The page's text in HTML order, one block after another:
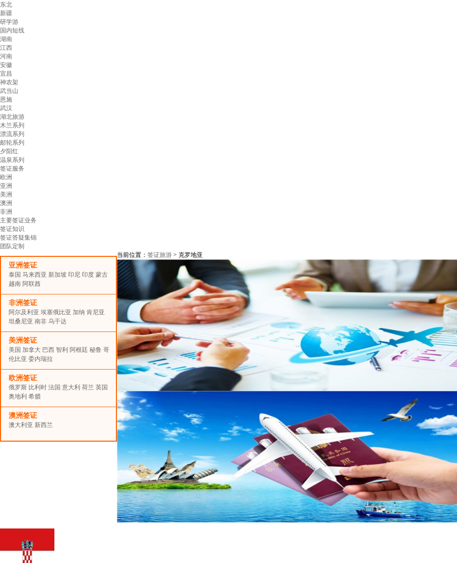
东北
新疆
研学游
国内短线
湖南
江西
河南
安徽
宜昌
神农架
武当山
恩施
武汉
湖北旅游
木兰系列
漂流系列
邮轮系列
夕阳红
温泉系列
签证服务
欧洲
亚洲
美洲
澳洲
非洲
主要签证业务
签证知识
签证答疑集锦
团队定制
亚洲签证
泰国 马来西亚 新加坡 印尼 印度 蒙古
越南 阿联酋
非洲签证
阿尔及利亚 埃塞俄比亚 加纳 肯尼亚
坦桑尼亚 南非 乌干达
美洲签证
美国 加拿大 巴西 智利 阿根廷 秘鲁 哥
伦比亚 委内瑞拉
欧洲签证
俄罗斯 比利时 法国 意大利 荷兰 英国
奥地利 希腊
澳洲签证
澳大利亚 新西兰
当前位置： 签证旅游 > 克罗地亚